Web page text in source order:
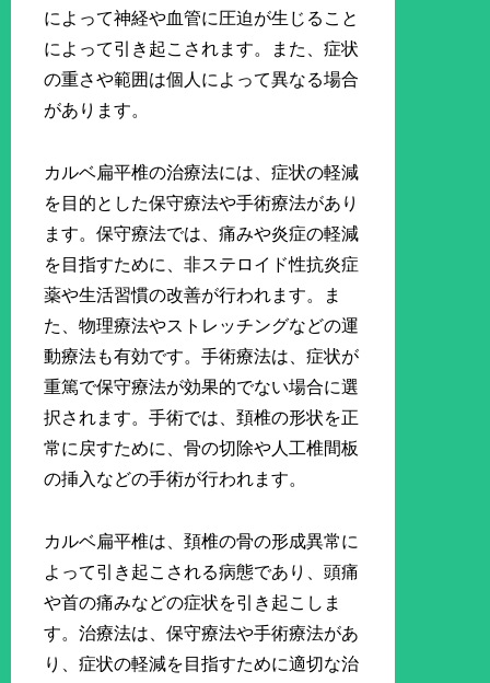
によって神経や血管に圧迫が生じること
によって引き起こされます。また、症状
の重さや範囲は個人によって異なる場合
があります。
カルベ扁平椎の治療法には、症状の軽減
を目的とした保守療法や手術療法があり
ます。保守療法では、痛みや炎症の軽減
を目指すために、非ステロイド性抗炎症
薬や生活習慣の改善が行われます。ま
た、物理療法やストレッチングなどの運
動療法も有効です。手術療法は、症状が
重篤で保守療法が効果的でない場合に選
択されます。手術では、頚椎の形状を正
常に戻すために、骨の切除や人工椎間板
の挿入などの手術が行われます。
カルベ扁平椎は、頚椎の骨の形成異常に
よって引き起こされる病態であり、頭痛
や首の痛みなどの症状を引き起こしま
す。治療法は、保守療法や手術療法があ
り、症状の軽減を目指すために適切な治